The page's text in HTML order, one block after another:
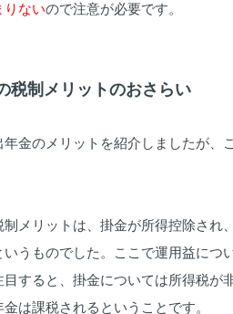
りないので注意が必要です。
税制メリットのおさらい
年金のメリットを紹介しましたが、
メリットは、掛金が所得控除され
うものでした。ここで運用益につ
すると、掛金については所得税が
は課税されるということです。